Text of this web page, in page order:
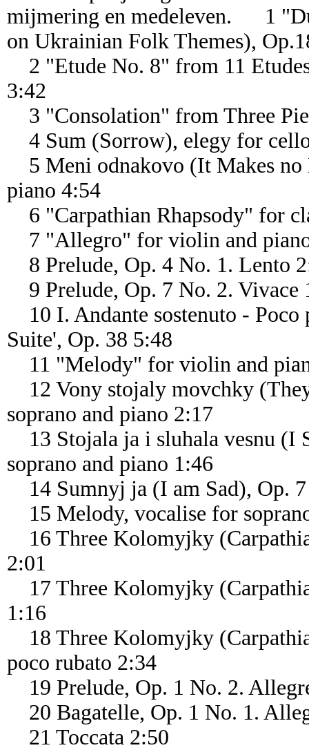
mijmering en medeleven.
1
on Ukrainian Folk Themes),
2 "Etude No. 8" from 11
3:42
3 "Consolation" from Three
4 Sum (Sorrow), elegy for
5 Meni odnakovo (It Makes no
piano 4:54
6 "Carpathian Rhapsody" for
7 "Allegro" for violin and
8 Prelude, Op. 4 No. 1. Lento
9 Prelude, Op. 7 No. 2. Vivace
10 I. Andante sostenuto - Poco
Suite', Op. 38 5:48
11 "Melody" for violin and
12 Vony stojaly movchky
soprano and piano 2:17
13 Stojala ja i sluhala vesnu (I
soprano and piano 1:46
14 Sumnyj ja (I am Sad), Op.
15 Melody, vocalise for
16 Three Kolomyjky
2:01
17 Three Kolomyjky
1:16
18 Three Kolomyjky
poco rubato 2:34
19 Prelude, Op. 1 No. 2.
20 Bagatelle, Op. 1 No. 1.
21 Toccata 2:50